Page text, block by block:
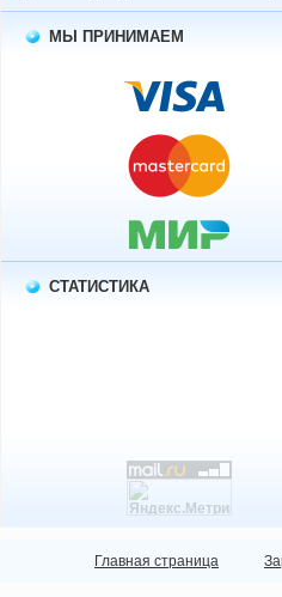
МЫ ПРИНИМАЕМ
СТАТИСТИКА
Главная страница